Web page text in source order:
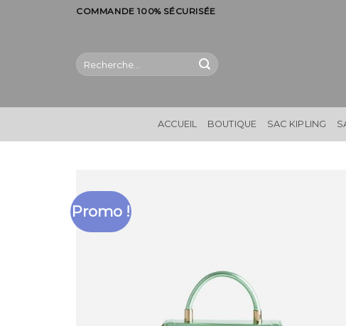
COMMANDE 100% SÉCURISÉE
Recherche
pour :
ACCUEIL BOUTIQUE SAC KIPLING
Promo !